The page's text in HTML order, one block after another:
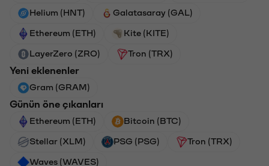
Helium (HNT) Galatasaray (GAL)
Ethereum (ETH) Kite (KITE)
LayerZero (ZRO) Tron (TRX)
Yeni eklenenler
Gram (GRAM)
Günün öne çıkanları
Ethereum (ETH) Bitcoin (BTC)
Stellar (XLM) PSG (PSG) Tron (TRX)
Waves (WAVES)